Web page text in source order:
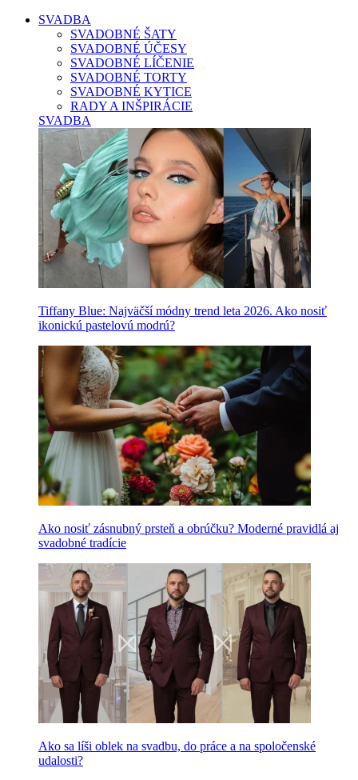
SVADBA
SVADOBNÉ ŠATY
SVADOBNÉ ÚČESY
SVADOBNÉ LÍČENIE
SVADOBNÉ TORTY
SVADOBNÉ KYTICE
RADY A INŠPIRÁCIE
SVADBA
Tiffany Blue: Najväčší módny trend leta 2026. Ako nosiť
ikonickú pastelovú modrú?
Ako nosiť zásnubný prsteň a obrúčku? Moderné pravidlá aj
svadobné tradície
Ako sa líši oblek na svadbu, do práce a na spoločenské
udalosti?